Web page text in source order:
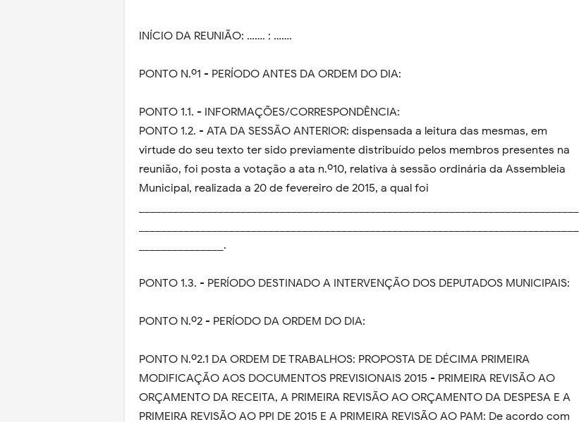
INÍCIO DA REUNIÃO: ……. : …….
PONTO N.º1 - PERÍODO ANTES DA ORDEM DO DIA:
PONTO 1.1. - INFORMAÇÕES/CORRESPONDÊNCIA:
PONTO 1.2. - ATA DA SESSÃO ANTERIOR: dispensada a leitura das mesmas, em
virtude do seu texto ter sido previamente distribuído pelos membros presentes na
reunião, foi posta a votação a ata n.º10, relativa à sessão ordinária da Assembleia
Municipal, realizada a 20 de fevereiro de 2015, a qual foi
_______________.
PONTO 1.3. - PERÍODO DESTINADO A INTERVENÇÃO DOS DEPUTADOS MUNICIPAIS:
PONTO N.º2 - PERÍODO DA ORDEM DO DIA:
PONTO N.º2.1 DA ORDEM DE TRABALHOS: PROPOSTA DE DÉCIMA PRIMEIRA
MODIFICAÇÃO AOS DOCUMENTOS PREVISIONAIS 2015 - PRIMEIRA REVISÃO AO
ORÇAMENTO DA RECEITA, A PRIMEIRA REVISÃO AO ORÇAMENTO DA DESPESA E A
PRIMEIRA REVISÃO AO PPI DE 2015 E A PRIMEIRA REVISÃO AO PAM: De acordo com